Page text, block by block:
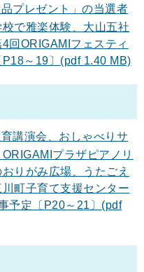
プレゼント」の当選者
で雅楽体験、大山五社
回ORIGAMIフェスティ
～19〕(pdf 1.40 MB)
講演会、おしゃべりサ
プラザピアノリ
りがみ広場、うたごえ
町子育て支援センター
予定〔P20～21〕(pdf